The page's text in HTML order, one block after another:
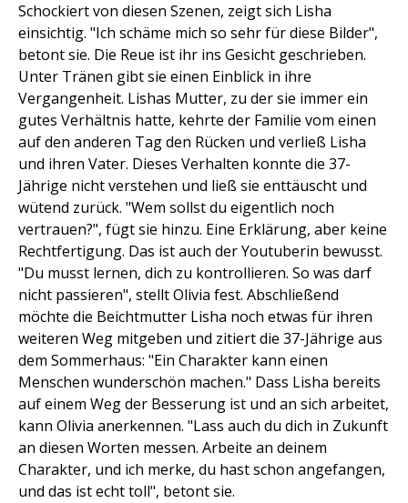
Schockiert von diesen Szenen, zeigt sich Lisha
einsichtig. "Ich schäme mich so sehr für diese Bilder",
betont sie. Die Reue ist ihr ins Gesicht geschrieben.
Unter Tränen gibt sie einen Einblick in ihre
Vergangenheit. Lishas Mutter, zu der sie immer ein
gutes Verhältnis hatte, kehrte der Familie vom einen
auf den anderen Tag den Rücken und verließ Lisha
und ihren Vater. Dieses Verhalten konnte die 37-
Jährige nicht verstehen und ließ sie enttäuscht und
wütend zurück. "Wem sollst du eigentlich noch
vertrauen?", fügt sie hinzu. Eine Erklärung, aber keine
Rechtfertigung. Das ist auch der Youtuberin bewusst.
"Du musst lernen, dich zu kontrollieren. So was darf
nicht passieren", stellt Olivia fest. Abschließend
möchte die Beichtmutter Lisha noch etwas für ihren
weiteren Weg mitgeben und zitiert die 37-Jährige aus
dem Sommerhaus: "Ein Charakter kann einen
Menschen wunderschön machen." Dass Lisha bereits
auf einem Weg der Besserung ist und an sich arbeitet,
kann Olivia anerkennen. "Lass auch du dich in Zukunft
an diesen Worten messen. Arbeite an deinem
Charakter, und ich merke, du hast schon angefangen,
und das ist echt toll", betont sie.